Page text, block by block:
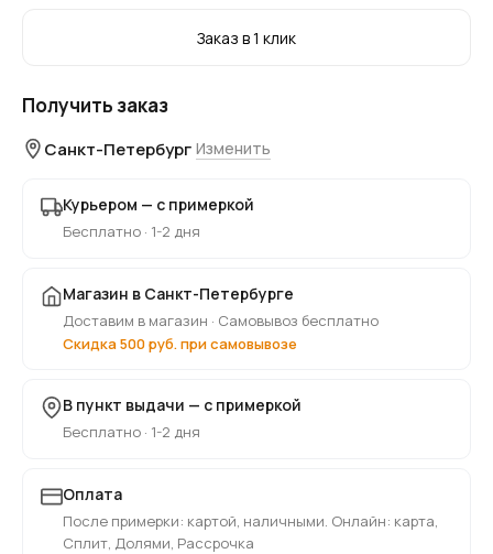
Заказ в 1 клик
Получить заказ
Санкт-Петербург Изменить
Курьером — с примеркой
Бесплатно · 1-2 дня
Магазин в Санкт-Петербурге
Доставим в магазин · Самовывоз бесплатно
Скидка 500 руб. при самовывозе
В пункт выдачи — с примеркой
Бесплатно · 1-2 дня
Оплата
После примерки: картой, наличными. Онлайн: карта,
Сплит, Долями, Рассрочка